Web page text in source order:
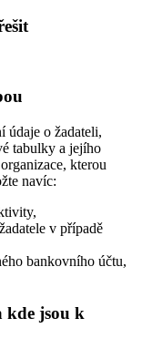
údaje o žadateli,
tabulky a jejího
kterou
navíc:
v případě
bankovního účtu,
kde jsou k